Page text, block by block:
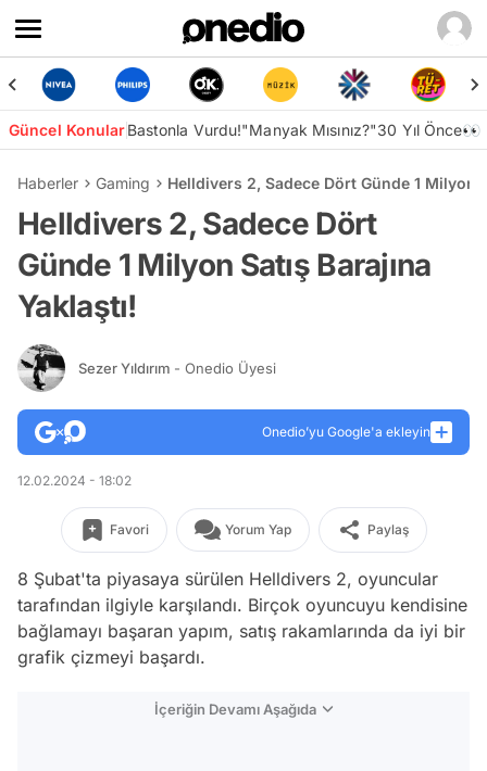
Güncel KonularBastonla Vurdu!"Manyak Mısınız?"30 Yıl Önce👀
Haberler Gaming Helldivers 2, Sadece Dört Günde 1 Milyon
Helldivers 2, Sadece Dört
Günde 1 Milyon Satış Barajına
Yaklaştı!
Sezer Yıldırım - Onedio Üyesi
Onedio’yu Google'a ekleyin
12.02.2024 - 18:02
Favori Yorum Yap Paylaş
8 Şubat'ta piyasaya sürülen Helldivers 2, oyuncular
tarafından ilgiyle karşılandı. Birçok oyuncuyu kendisine
bağlamayı başaran yapım, satış rakamlarında da iyi bir
grafik çizmeyi başardı.
İçeriğin Devamı Aşağıda